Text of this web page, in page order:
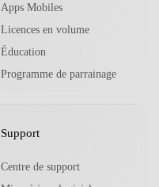
Apps Mobiles
Licences en volume
Éducation
Programme de parrainage
Support
Centre de support